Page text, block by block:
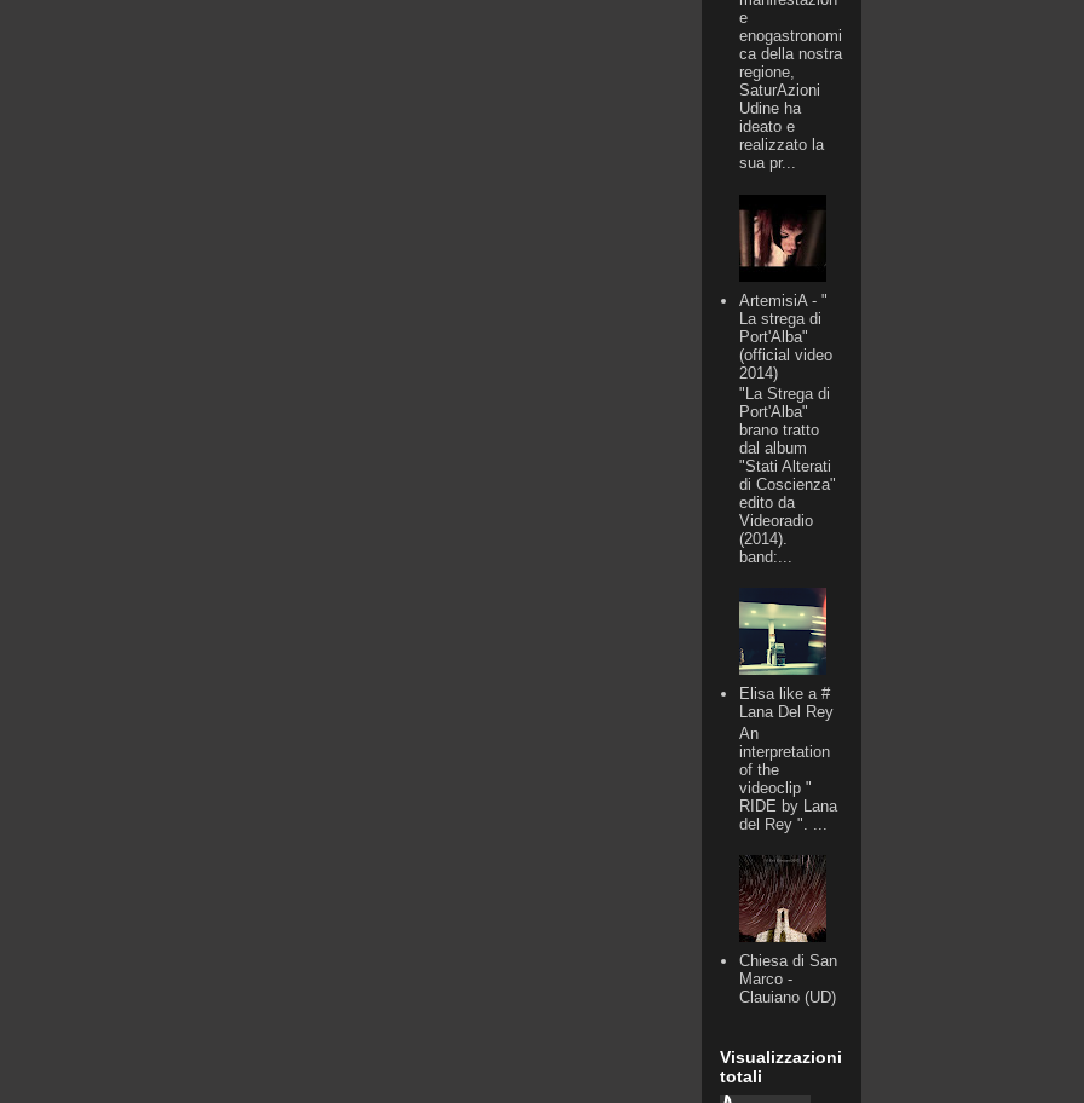
e
enogastronomi
ca della nostra
regione,
SaturAzioni
Udine ha
ideato e
realizzato la
sua pr...
ArtemisiA - "
La strega di
Port'Alba"
(official video
2014)
"La Strega di
Port'Alba"
brano tratto
dal album
"Stati Alterati
di Coscienza"
edito da
Videoradio
(2014).
band:...
Elisa like a #
Lana Del Rey
An
interpretation
of the
videoclip "
RIDE by Lana
del Rey ". ...
Chiesa di San
Marco -
Clauiano (UD)
Visualizzazioni
totali